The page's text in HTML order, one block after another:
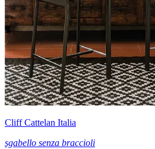
Cliff Cattelan Italia
sgabello senza braccioli